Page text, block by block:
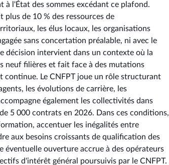
à l'État des sommes excédant ce plafond.
de 10 % des ressources de
les élus locaux, les organisations
sans concertation préalable, ni avec le
décision intervient dans un contexte où la
neuf filières et fait face à des mutations
Le CNFPT joue un rôle structurant
les évolutions de carrière, les
également les collectivités dans
5 000 contrats en 2026. Dans ces conditions,
accentuer les inégalités entre
aux besoins croissants de qualification des
ouverture accrue à des opérateurs
d'intérêt général poursuivis par le CNFPT.